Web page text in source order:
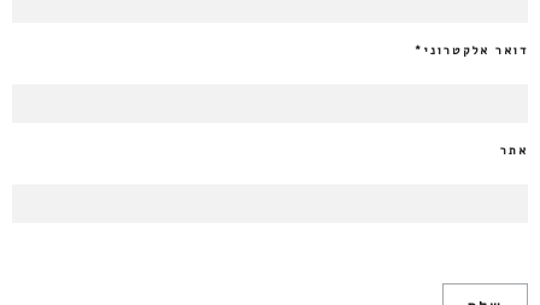
דואר אלקטרוני *
אתר